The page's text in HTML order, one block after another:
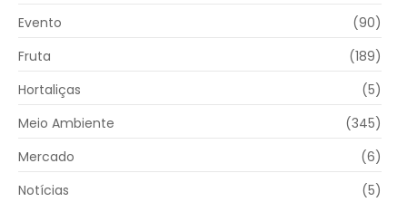
Evento
(90)
Fruta
(189)
Hortaliças
(5)
Meio Ambiente
(345)
Mercado
(6)
Notícias
(5)